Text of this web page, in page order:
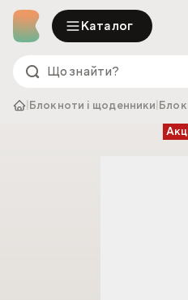
Каталог
Блокноти і щоденники